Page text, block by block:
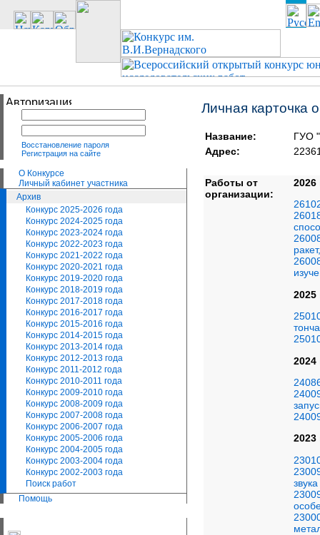
Восстановление пароля
Регистрация на сайте
О Конкурсе
Личный кабинет участника
Архив
Конкурс 2025-2026 года
Конкурс 2024-2025 года
Конкурс 2023-2024 года
Конкурс 2022-2023 года
Конкурс 2021-2022 года
Конкурс 2020-2021 года
Конкурс 2019-2020 года
Конкурс 2018-2019 года
Конкурс 2017-2018 года
Конкурс 2016-2017 года
Конкурс 2015-2016 года
Конкурс 2014-2015 года
Конкурс 2013-2014 года
Конкурс 2012-2013 года
Конкурс 2011-2012 года
Конкурс 2010-2011 года
Конкурс 2009-2010 года
Конкурс 2008-2009 года
Конкурс 2007-2008 года
Конкурс 2006-2007 года
Конкурс 2005-2006 года
Конкурс 2004-2005 года
Конкурс 2003-2004 года
Конкурс 2002-2003 года
Поиск работ
Помощь
Личная карточка
Название:
ГУО
Адрес:
Работы от
организации:
2026
2025
2024
2023
звука